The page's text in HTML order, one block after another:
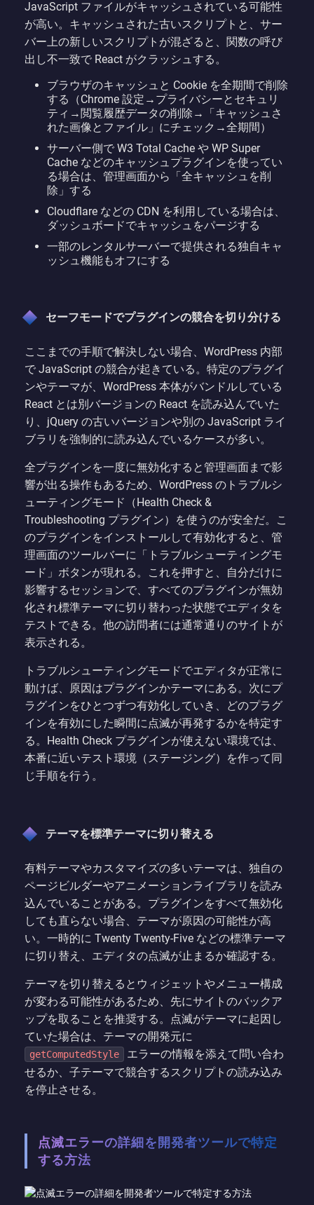
JavaScript ファイルがキャッシュされている可能性
が高い。キャッシュされた古いスクリプトと、サー
バー上の新しいスクリプトが混ざると、関数の呼び
出し不一致で React がクラッシュする。
ブラウザのキャッシュと Cookie を全期間で削除
する（Chrome 設定→プライバシーとセキュリ
ティ→閲覧履歴データの削除→「キャッシュさ
れた画像とファイル」にチェック→全期間）
サーバー側で W3 Total Cache や WP Super
Cache などのキャッシュプラグインを使ってい
る場合は、管理画面から「全キャッシュを削
除」する
Cloudflare などの CDN を利用している場合は、
ダッシュボードでキャッシュをパージする
一部のレンタルサーバーで提供される独自キャ
ッシュ機能もオフにする
セーフモードでプラグインの競合を切り分ける
ここまでの手順で解決しない場合、WordPress 内部
で JavaScript の競合が起きている。特定のプラグイ
ンやテーマが、WordPress 本体がバンドルしている
React とは別バージョンの React を読み込んでいた
り、jQuery の古いバージョンや別の JavaScript ライ
ブラリを強制的に読み込んでいるケースが多い。
全プラグインを一度に無効化すると管理画面まで影
響が出る操作もあるため、WordPress のトラブルシ
ューティングモード（Health Check &
Troubleshooting プラグイン）を使うのが安全だ。こ
のプラグインをインストールして有効化すると、管
理画面のツールバーに「トラブルシューティングモ
ード」ボタンが現れる。これを押すと、自分だけに
影響するセッションで、すべてのプラグインが無効
化され標準テーマに切り替わった状態でエディタを
テストできる。他の訪問者には通常通りのサイトが
表示される。
トラブルシューティングモードでエディタが正常に
動けば、原因はプラグインかテーマにある。次にプ
ラグインをひとつずつ有効化していき、どのプラグ
インを有効にした瞬間に点滅が再発するかを特定す
る。Health Check プラグインが使えない環境では、
本番に近いテスト環境（ステージング）を作って同
じ手順を行う。
テーマを標準テーマに切り替える
有料テーマやカスタマイズの多いテーマは、独自の
ページビルダーやアニメーションライブラリを読み
込んでいることがある。プラグインをすべて無効化
しても直らない場合、テーマが原因の可能性が高
い。一時的に Twenty Twenty-Five などの標準テーマ
に切り替え、エディタの点滅が止まるか確認する。
テーマを切り替えるとウィジェットやメニュー構成
が変わる可能性があるため、先にサイトのバックア
ップを取ることを推奨する。点滅がテーマに起因し
ていた場合は、テーマの開発元に
getComputedStyle
エラーの情報を添えて問い合わ
せるか、子テーマで競合するスクリプトの読み込み
を停止させる。
点滅エラーの詳細を開発者ツールで特定
する方法